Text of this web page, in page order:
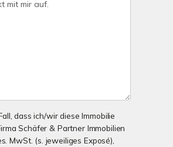
dass ich/wir diese Immobilie
Schäfer & Partner Immobilien
MwSt. (s. jeweiliges Exposé),